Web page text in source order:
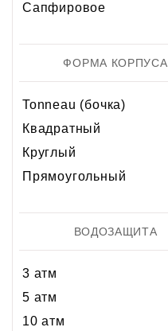
Сапфировое
ФОРМА КОРПУСА
Tonneau (бочка)
Квадратный
Круглый
Прямоугольный
ВОДОЗАЩИТА
3 атм
5 атм
10 атм